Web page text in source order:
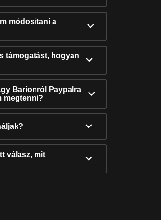
módosítani a
támogatást, hogyan
Barionról Paypalra
megtenni?
válasz, mit